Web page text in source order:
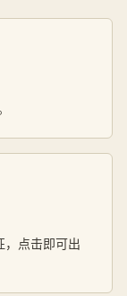
，点击即可出